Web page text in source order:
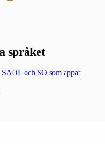
språket
SAOL och SO som appar